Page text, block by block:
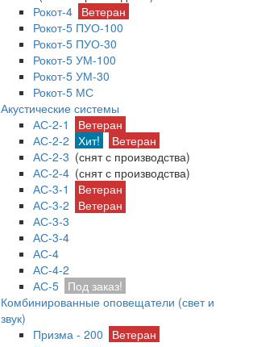
Рокот-4 Ветеран
Рокот-5 ПУО-100
Рокот-5 ПУО-30
Рокот-5 УМ-100
Рокот-5 УМ-30
Рокот-5 МС
Акустические системы
АС-2-1
Ветеран
АС-2-2 Хит!
Ветеран
АС-2-3 (снят с производства)
АС-2-4 (снят с производства)
АС-3-1
Ветеран
АС-3-2
Ветеран
АС-3-3
АС-3-4
АС-4
АС-4-2
АС-5 Под заказ!
Комбинированные оповещатели (свет и
звук)
Призма - 200
Ветеран